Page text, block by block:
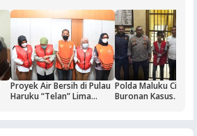
Proyek Air Bersih di Pulau
Haruku “Telan” Lima
Polda Maluku Ciduk
Buronan Kasus